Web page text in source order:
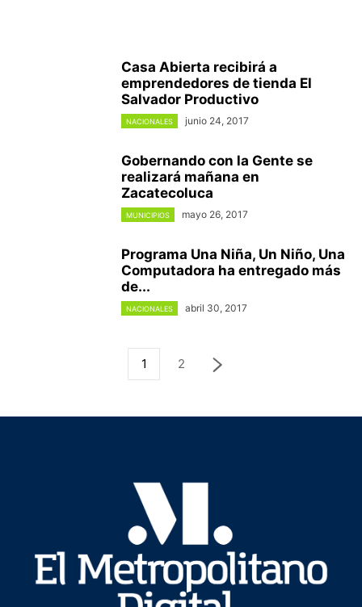
Casa Abierta recibirá a
emprendedores de tienda El
Salvador Productivo
NACIONALES junio 24, 2017
Gobernando con la Gente se
realizará mañana en
Zacatecoluca
MUNICIPIOS mayo 26, 2017
Programa Una Niña, Un Niño, Una
Computadora ha entregado más
de...
NACIONALES abril 30, 2017
1 2